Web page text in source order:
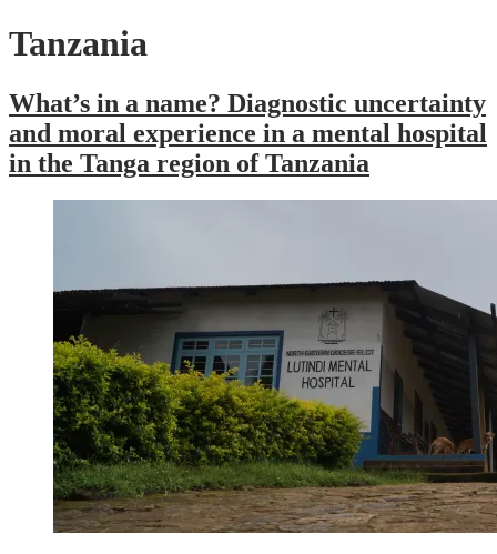
Tanzania
What’s in a name? Diagnostic uncertainty
and moral experience in a mental hospital
in the Tanga region of Tanzania